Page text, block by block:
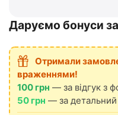
Даруємо бонуси за
Отримали
враженнями!
100 грн — за відгук з
50 грн — за